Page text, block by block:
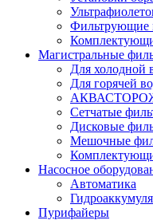
Фильтрующие
Магистральные
Для холодной
Для горячей
Сетчатые
Дисковые
Мешочные
Насосное
Автоматика
Пурифайеры